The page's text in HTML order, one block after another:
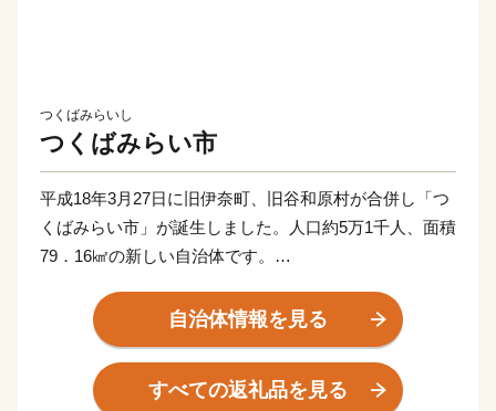
つくばみらいし
つくばみらい市
平成18年3月27日に旧伊奈町、旧谷和原村が合併し「つ
くばみらい市」が誕生しました。人口約5万1千人、面積
79．16㎢の新しい自治体です。
し、鬼怒川、小貝川の2大河川が流れています。小貝川
沿いには、広大な水田地帯が広がり、丘陵部は、畑地、
4つのゴルフ場、住宅地が形成され首都圏近郊都市に位
置付けされています。
自治体情報を見る
すべての返礼品を見る